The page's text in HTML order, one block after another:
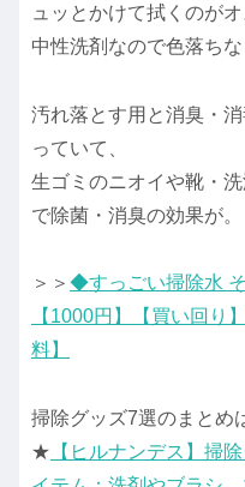
ュッとかけて拭くのがオ
中性洗剤なので色落ち
汚れ落とす用と消臭・
っていて、
生ゴミのニオイや靴・
で除菌・消臭の効果が。
＞＞ ◆すっごい掃除水
【1000円】【買い回り
料】
掃除グッズ7選のまとめ
★ 【ヒルナンデス】掃